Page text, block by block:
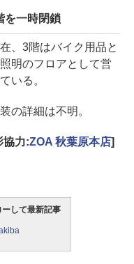
を一時閉鎖
、3階はバイク用品と
明のフロアとして営
いる。
の詳細は不明。
協力:ZOA 秋葉原本店]
して最新記事